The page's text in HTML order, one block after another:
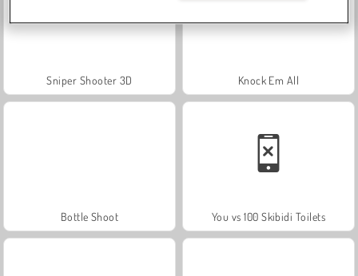
Sniper Shooter 3D Knock Em All
Bottle Shoot You vs 100 Skibidi Toilets